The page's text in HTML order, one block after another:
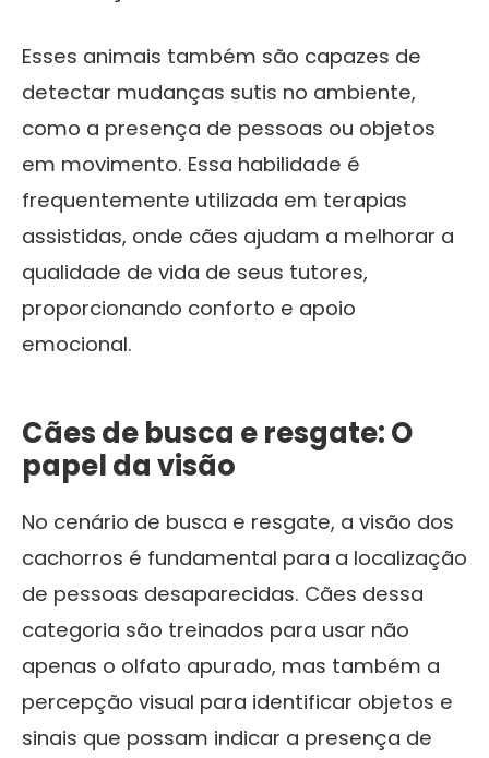
Esses animais também são capazes de
detectar mudanças sutis no ambiente,
como a presença de pessoas ou objetos
em movimento. Essa habilidade é
frequentemente utilizada em terapias
assistidas, onde cães ajudam a melhorar a
qualidade de vida de seus tutores,
proporcionando conforto e apoio
emocional.
Cães de busca e resgate: O
papel da visão
No cenário de busca e resgate, a visão dos
cachorros é fundamental para a localização
de pessoas desaparecidas. Cães dessa
categoria são treinados para usar não
apenas o olfato apurado, mas também a
percepção visual para identificar objetos e
sinais que possam indicar a presença de